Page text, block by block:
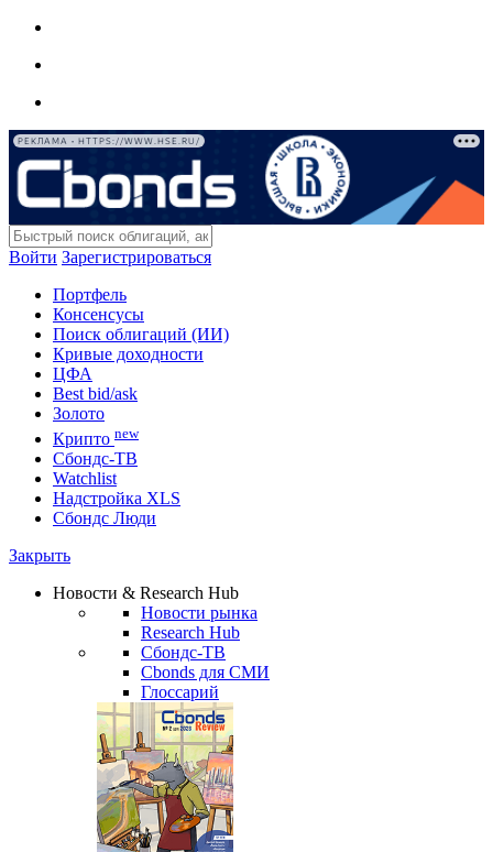
РЕКЛАМА • HTTPS://WWW.HSE.RU/
Войти Зарегистрироваться
Портфель
Консенсусы
Поиск облигаций (ИИ)
Кривые доходности
ЦФА
Best bid/ask
Золото
Крипто new
Сбондс-ТВ
Watchlist
Надстройка XLS
Сбондс Люди
Закрыть
Новости & Research Hub
Новости рынка
Research Hub
Сбондс-ТВ
Cbonds для СМИ
Глоссарий